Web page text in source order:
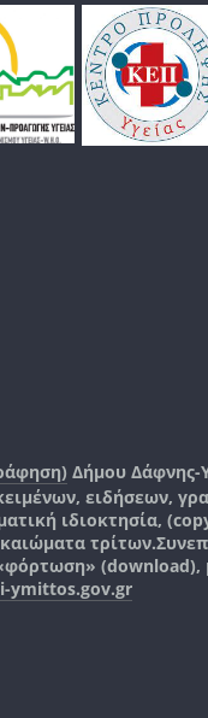
Δήμου Δάφνης-
ειδήσεων,
ιδιοκτησία,
τρίτων.
ymittos.gov.gr